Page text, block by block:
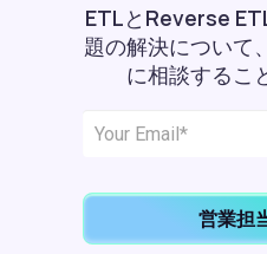
ETLとReverse
題の解決について
に相談するこ
営業担